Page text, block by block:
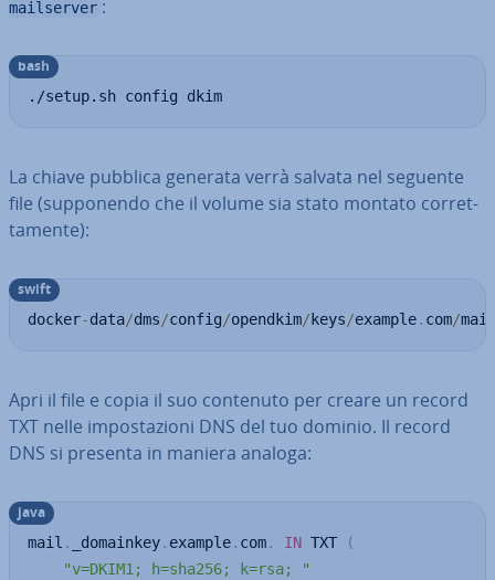
mailserver :
./setup.sh config dkim
bash
La chiave pubblica generata verrà salvata nel seguente
file (sup­po­nen­do che il volume sia stato montato cor­ret­
ta­men­te):
docker-data/dms/config/opendkim/ keys/example. com/mail
swift
Apri il file e copia il suo contenuto per creare un record
TXT nelle im­po­sta­zio­ni DNS del tuo dominio. Il record
DNS si presenta in maniera analoga:
mail . _domainkey. example. com. IN TXT
(
"v=DKIM1; h=sha256; k=rsa; "
java